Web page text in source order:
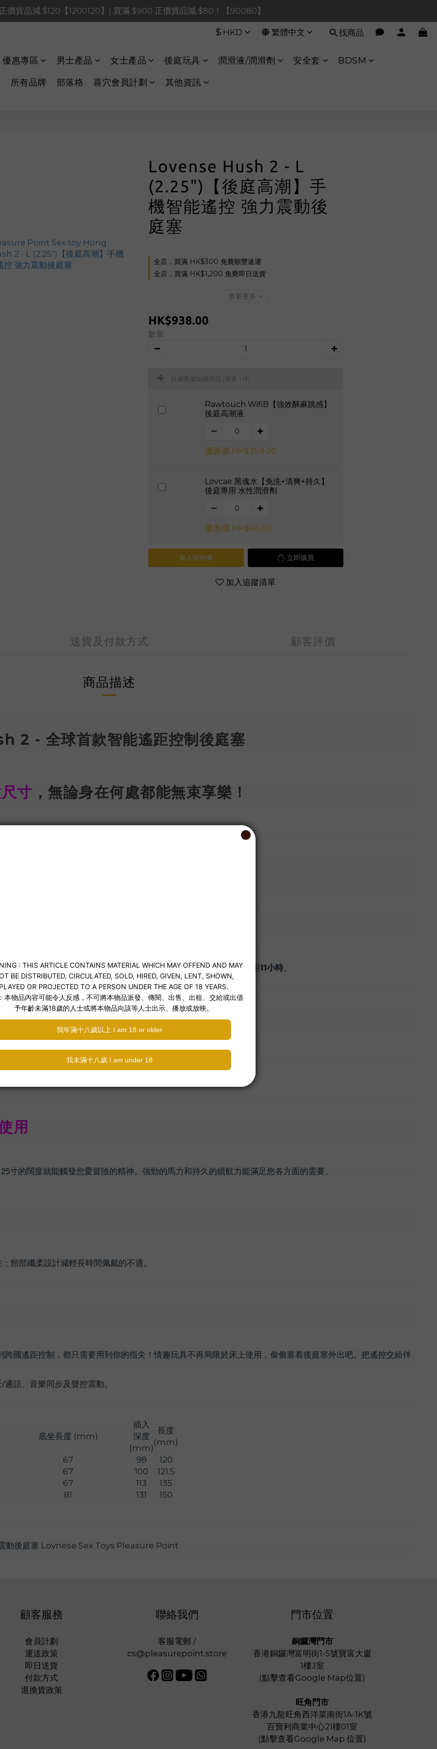
價貨品減 $120【1200120】| 買滿 $900 正價貨品減 $80！【90080】
價貨品減 $120【1200120】| 買滿 $900 正價貨品減 $80！【90080】
正價貨品減 $40【60040】| 買滿 $400 正價貨品減 $20【40020】
Payments FPS將於 2026 年 8 月 9 日（日）凌晨 01:00 至 11:00 暫停交易
價貨品減 $120【1200120】| 買滿 $900 正價貨品減 $80！【90080】
$ HKD 繁體中文 找商品
優惠專區 男士產品 女士產品 後庭玩具 潤滑液/潤滑劑 安全套 BDSM
所有品牌 部落格 喜穴會員計劃 其他資訊
Lovense Hush 2 - L
(2.25")【後庭高潮】手
機智能遙控 強力震動後
庭塞
全店，買滿 HK$300 免費順豐速運
全店，買滿 HK$1,200 免費即日送貨
查看更多
HK$938.00
數量
以優惠價加購商品 (最多 1 件)
Rawtouch WifiB【強效酥麻跳感】
後庭高潮液
優惠價 HK$359.00
Lovcae 黑魂水【免洗+清爽+持久】
後庭專用 水性潤滑劑
優惠價 HK$66.00
加入購物車 立即購買
加入追蹤清單
送貨及付款方式 顧客評價
商品描述
2 - 全球首款智能遙距控制後庭塞
寸 ，無論身在何處都能無束享樂！
比起上一代 Hush 持續使用1.5小時， Hush 2 - L (2.25") 增至持續使用11小時。
用
寸的闊度就能觸發您愛冒險的精神。強勁的馬力和持久的續航力能滿足您各方面的需要。
頸部纖柔設計減輕長時間佩戴的不適。
國遙距控制，都只需要用到你的指尖！情趣玩具不再局限於床上使用，偷偷塞着後庭塞外出吧。把遙控交給伴
話、音樂同步及聲控震動。
底坐長度 (mm)
插入
深度
(mm)
長度
(mm)
67
98
120
67
100
121.5
67
113
135
81
131 150
顧客服務
會員計劃
運送政策
即日送貨
付款方式
退換貨政策
聯絡我們
客服電郵 /
cs@pleasurepoint.store
門市位置
銅鑼灣門市
香港銅鑼灣富明街1-5號寶富大廈
1樓J室
(點擊查看Google Map位置)
旺角門市
香港九龍旺角西洋菜南街1A-1K號
百寶利商業中心21樓01室
(點擊查看Google Map 位置)